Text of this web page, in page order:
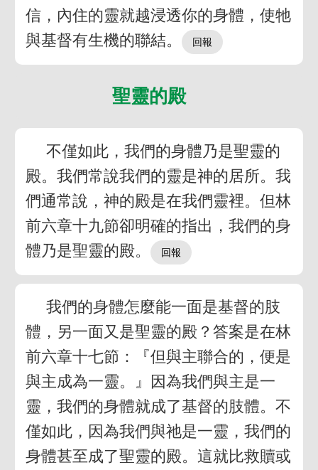
信，內住的靈就越浸透你的身體，使牠
與基督有生機的聯結。
聖靈的殿
不僅如此，我們的身體乃是聖靈的
殿。我們常說我們的靈是神的居所。我
們通常說，神的殿是在我們靈裡。但林
前六章十九節卻明確的指出，我們的身
體乃是聖靈的殿。
我們的身體怎麼能一面是基督的肢
體，另一面又是聖靈的殿？答案是在林
前六章十七節：『但與主聯合的，便是
與主成為一靈。』因為我們與主是一
靈，我們的身體就成了基督的肢體。不
僅如此，因為我們與祂是一靈，我們的
身體甚至成了聖靈的殿。這就比救贖或